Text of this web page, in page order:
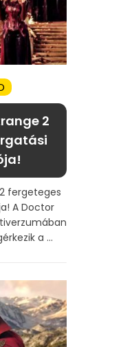
2
fergeteges
A Doctor
a ...